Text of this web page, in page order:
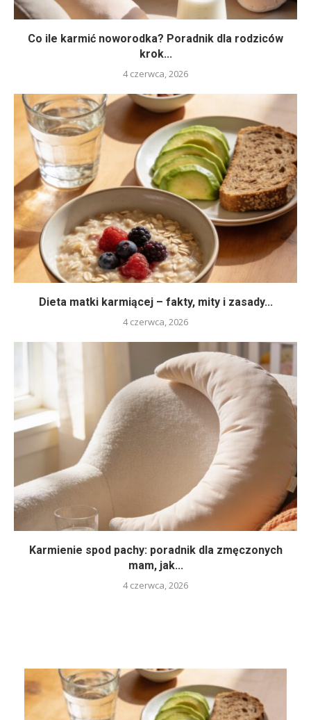
Co ile karmić noworodka? Poradnik dla rodziców
krok...
4 czerwca, 2026
Dieta matki karmiącej – fakty, mity i zasady...
4 czerwca, 2026
Karmienie spod pachy: poradnik dla zmęczonych
mam, jak...
4 czerwca, 2026